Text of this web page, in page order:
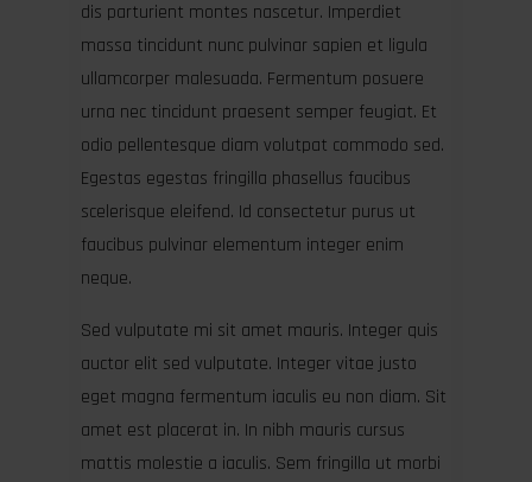
dis parturient montes nascetur. Imperdiet
massa tincidunt nunc pulvinar sapien et ligula
ullamcorper malesuada. Fermentum posuere
urna nec tincidunt praesent semper feugiat. Et
odio pellentesque diam volutpat commodo sed.
Egestas egestas fringilla phasellus faucibus
scelerisque eleifend. Id consectetur purus ut
faucibus pulvinar elementum integer enim
neque.
Sed vulputate mi sit amet mauris. Integer quis
auctor elit sed vulputate. Integer vitae justo
eget magna fermentum iaculis eu non diam. Sit
amet est placerat in. In nibh mauris cursus
mattis molestie a iaculis. Sem fringilla ut morbi